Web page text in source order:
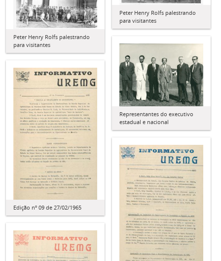
Peter Henry Rolfs palestrando
para visitantes
Peter Henry Rolfs palestrando
para visitantes
Representantes do executivo
estadual e nacional
Edição nº 09 de 27/02/1965